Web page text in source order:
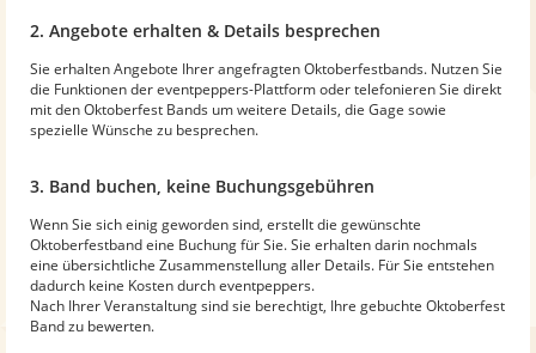
2. Angebote erhalten & Details besprechen
Sie erhalten Angebote Ihrer angefragten Oktoberfestbands. Nutzen Sie
die Funktionen der eventpeppers-Plattform oder telefonieren Sie direkt
mit den Oktoberfest Bands um weitere Details, die Gage sowie
spezielle Wünsche zu besprechen.
3. Band buchen, keine Buchungsgebühren
Wenn Sie sich einig geworden sind, erstellt die gewünschte
Oktoberfestband eine Buchung für Sie. Sie erhalten darin nochmals
eine übersichtliche Zusammenstellung aller Details. Für Sie entstehen
dadurch keine Kosten durch eventpeppers.
Nach Ihrer Veranstaltung sind sie berechtigt, Ihre gebuchte Oktoberfest
Band zu bewerten.